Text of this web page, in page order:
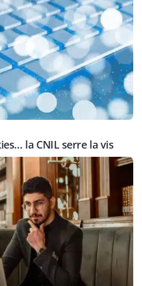
la CNIL serre la vis